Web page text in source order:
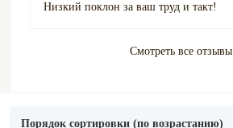
Низкий поклон за ваш труд и такт!
Смотреть все отзывы